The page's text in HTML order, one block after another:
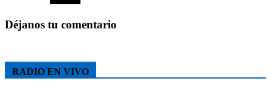
Déjanos tu comentario
RADIO EN VIVO